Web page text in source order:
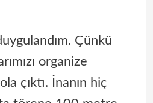
Çünkü
organize
çıktı. İnanın hiç